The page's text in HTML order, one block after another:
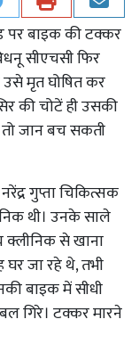
पर बाइक की टक्कर
सीएचसी फिर
मृत घोषित कर
की चोटें ही उसकी
जान बच सकती
गुप्ता चिकित्सक
थी। उनके साले
क्लीनिक से खाना
जा रहे थे, तभी
बाइक में सीधी
गिरे। टक्कर मारने